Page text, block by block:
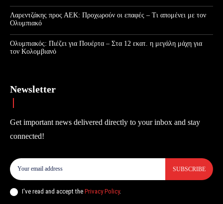
Λαρεντζάκης προς ΑΕΚ: Προχωρούν οι επαφές – Τι απομένει με τον
Ολυμπιακό
Ολυμπιακός: Πιέζει για Πουέρτα – Στα 12 εκατ. η μεγάλη μάχη για
τον Κολομβιανό
Newsletter
Get important news delivered directly to your inbox and stay
connected!
SUBSCRIBE
I've read and accept the Privacy Policy.